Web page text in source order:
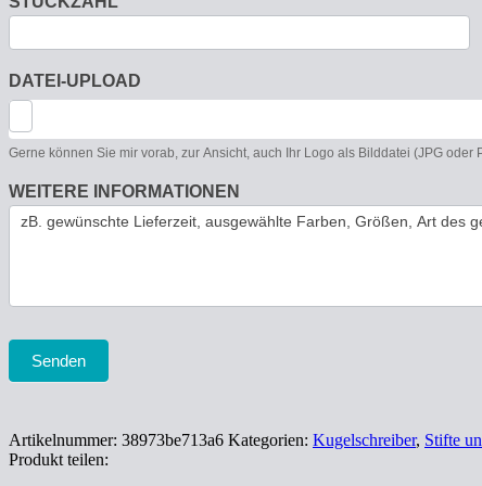
DATEI-UPLOAD
Gerne können Sie mir vorab, zur Ansicht, auch Ihr Logo als Bilddatei (JPG oder
WEITERE INFORMATIONEN
Senden
Artikelnummer: 38973be713a6 Kategorien: Kugelschreiber, Stifte
Produkt teilen: